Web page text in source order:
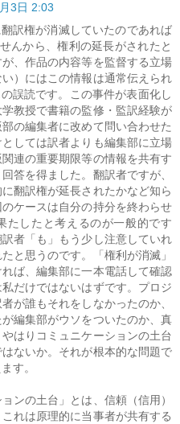
3日 2:03
訳権が消滅していたのであれば
んから、権利の延長がされたと
、作品の内容等を監督する立場
）にはこの情報は通常伝えられ
誤読です。この事件が表面化し
教授で書籍の監修・監訳経験が
の編集者に改めて問い合わせた
しては訳者よりも編集部に立場
連の重要期限等の情報を共有す
答を得ました。翻訳者ですが、
翻訳権が延長されたかなど知ら
ケースは自分の持分を終わらせ
たしたと考えるのが一般的です
者「も」もう少し注意していれ
と思うのです。「権利が消滅」
ば、編集部に一本電話して確認
だけではないはずです。プロジ
が誰もそれをしなかったのか、
編集部がウソをついたのか、真
はりコミュニケーションの土台
ないか。それが根本的な問題で
す。
ンの土台」とは、信頼（信用）
れは原理的に当事者が共有する